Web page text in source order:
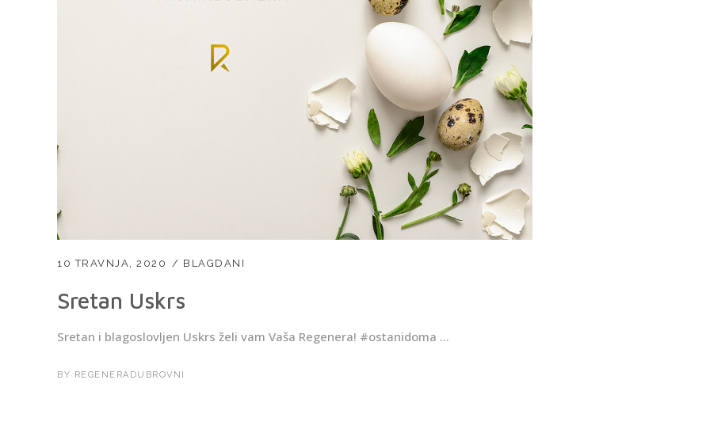
10 TRAVNJA, 2020 BLAGDANI
Sretan Uskrs
Sretan i blagoslovljen Uskrs želi vam Vaša Regenera! #ostanidoma ...
BY REGENERADUBROVNI